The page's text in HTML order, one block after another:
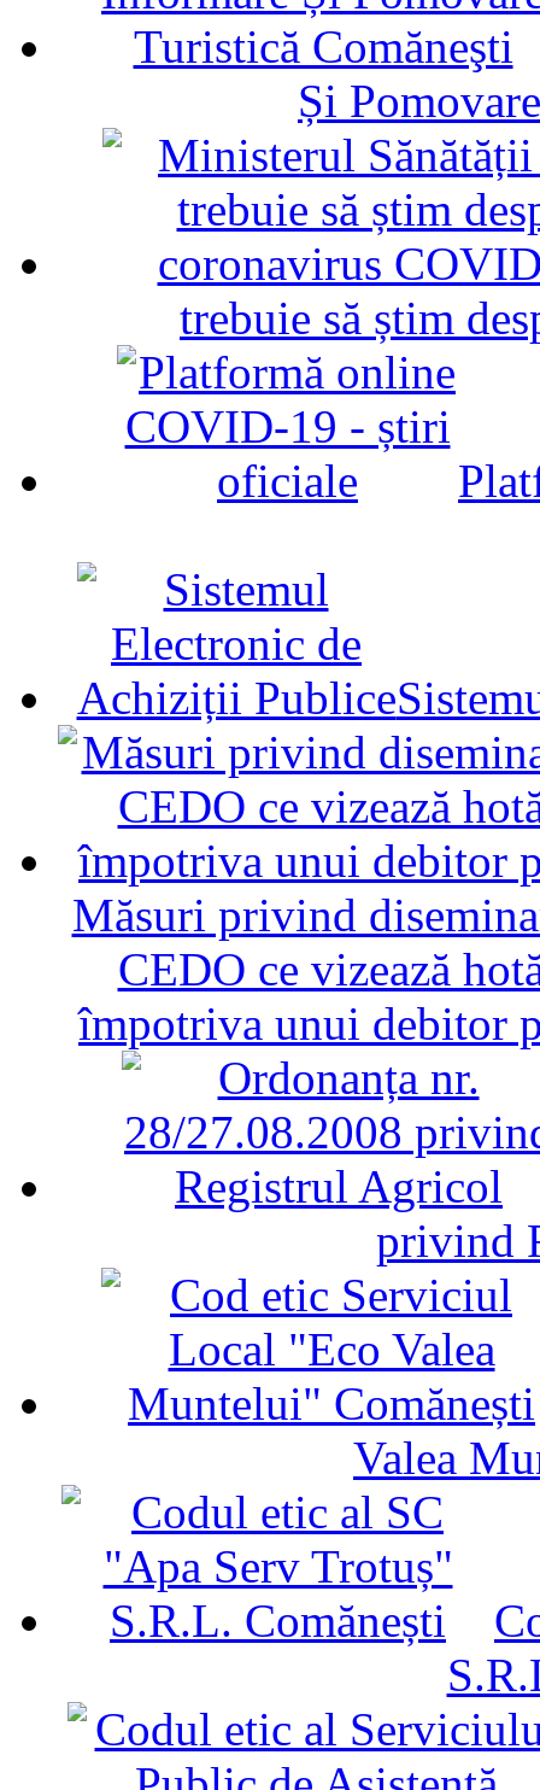
Și
trebuie să știm
Măsuri privind
CEDO ce vizează
împotriva unui debitor
privind
Valea